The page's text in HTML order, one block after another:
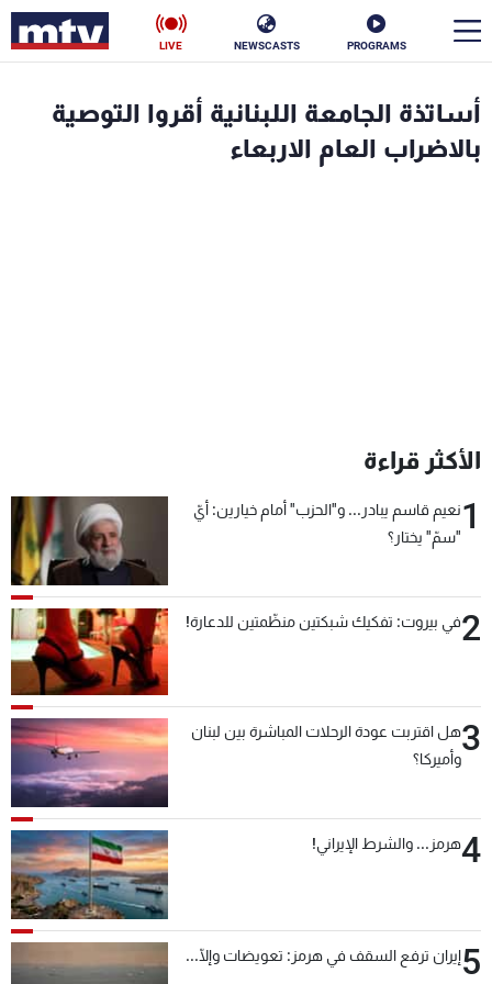
PROGRAMS
NEWSCASTS
LIVE
أساتذة الجامعة اللبنانية أقروا التوصية
بالاضراب العام الاربعاء
الأكثر قراءة
1نعيم قاسم يبادر... و"الحزب" أمام خيارين: أيّ
"سمّ" يختار؟
2في بيروت: تفكيك شبكتين منظّمتين للدعارة!
3هل اقتربت عودة الرحلات المباشرة بين لبنان
وأميركا؟
4هرمز... والشرط الإيراني!
5إيران ترفع السقف في هرمز: تعويضات وإلّا...
en
الأخبار
البرامج
شاهد البرامج
الترددات
عن MTV
الإنـتـاج
وظائف
شروط الإسـتخدام
سياسة الخصوصية